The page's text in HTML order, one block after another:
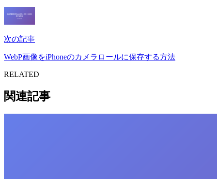
次の記事
WebP画像をiPhoneのカメラロールに保存する方法
RELATED
関連記事